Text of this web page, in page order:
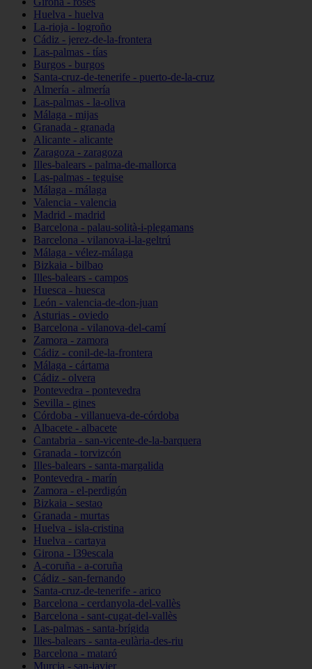
Huelva - huelva
La-rioja - logroño
Cádiz - jerez-de-la-frontera
Las-palmas - tías
Burgos - burgos
Santa-cruz-de-tenerife - puerto-de-la-cruz
Almería - almería
Las-palmas - la-oliva
Málaga - mijas
Granada - granada
Alicante - alicante
Zaragoza - zaragoza
Illes-balears - palma-de-mallorca
Las-palmas - teguise
Málaga - málaga
Valencia - valencia
Madrid - madrid
Barcelona - palau-solità-i-plegamans
Barcelona - vilanova-i-la-geltrú
Málaga - vélez-málaga
Bizkaia - bilbao
Illes-balears - campos
Huesca - huesca
León - valencia-de-don-juan
Asturias - oviedo
Barcelona - vilanova-del-camí
Zamora - zamora
Cádiz - conil-de-la-frontera
Málaga - cártama
Cádiz - olvera
Pontevedra - pontevedra
Sevilla - gines
Córdoba - villanueva-de-córdoba
Albacete - albacete
Cantabria - san-vicente-de-la-barquera
Granada - torvizcón
Illes-balears - santa-margalida
Pontevedra - marín
Zamora - el-perdigón
Bizkaia - sestao
Granada - murtas
Huelva - isla-cristina
Huelva - cartaya
Girona - l39escala
A-coruña - a-coruña
Cádiz - san-fernando
Santa-cruz-de-tenerife - arico
Barcelona - cerdanyola-del-vallès
Barcelona - sant-cugat-del-vallès
Las-palmas - santa-brígida
Illes-balears - santa-eulària-des-riu
Barcelona - mataró
Murcia - san-javier